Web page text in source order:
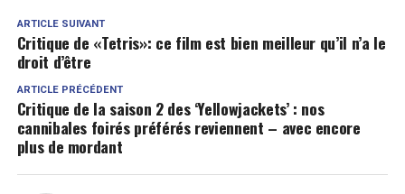
ARTICLE SUIVANT
Critique de «Tetris»: ce film est bien meilleur qu’il n’a le
droit d’être
ARTICLE PRÉCÉDENT
Critique de la saison 2 des ‘Yellowjackets’ : nos
cannibales foirés préférés reviennent – avec encore
plus de mordant